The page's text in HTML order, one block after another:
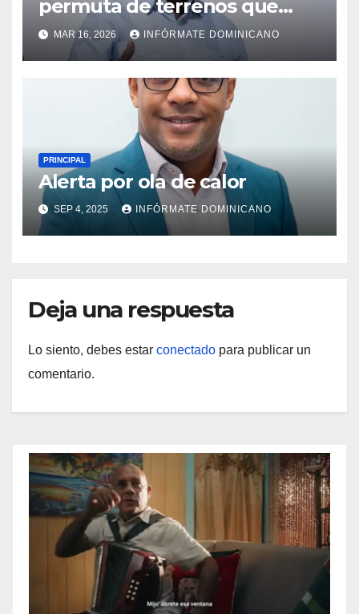
permuta de terrenos que
garantiza títulos de
propiedad a familias de la
región Sur
MAR 16, 2026 INFÓRMATE DOMINICANO
PRINCIPAL
Alerta por ola de calor
SEP 4, 2025 INFÓRMATE DOMINICANO
Deja una respuesta
Lo siento, debes estar conectado para publicar un
comentario.